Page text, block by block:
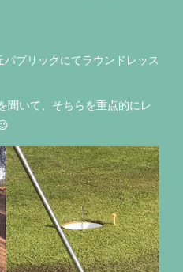
ブリックにてラウンドレッス
聞いて、そちらを重点的にレ